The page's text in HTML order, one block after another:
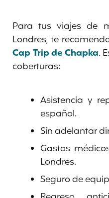
Para tus viajes de
Londres, te
Cap Trip de Chapka.
coberturas:
Asistencia y
español.
Sin adelantar
Gastos
Londres.
Seguro de